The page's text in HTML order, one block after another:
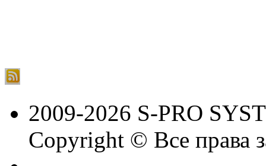
2009-2026 S-PRO
Copyright © Все права